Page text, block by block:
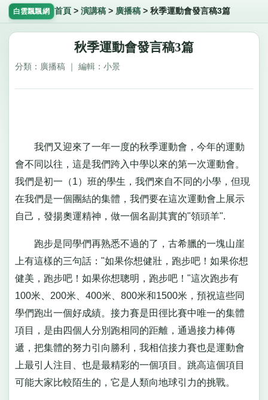
白雲飄飄網 首頁 > 演講稿> 廣播稿> 秋季運動會發言稿3篇
秋季運動會發言稿3篇
分類：廣播稿 ｜ 編輯：小景
我們又迎來了一年一度的秋季運動會，今年的運動
會不同以往，這是我們跨入中學以來的第一次運動會。
我們是初一（1）班的學生，我們來自不同的小學，但現
在我們是一個團結的集體，我們要在這次運動會上展示
自己，發揚奧運精神，做一個名副其實的"領頭羊".
跑步是同學們再熟悉不過的了，古希臘的一塊山崖
上有這樣的三句話："如果你想健壯，跑步吧！如果你想
健美，跑步吧！如果你想聰明，跑步吧！"這次跑步有
100米、200米、400米、800米和1500米，預祝這些同
學們跑出一個好成績。接力賽是田徑比賽中唯一的集體
項目，是由四個人分別跑相同的距離，通過接力棒傳
遞，把集體的努力引向勝利，我相信接力賽也是運動會
上最引人注目、也是最精彩的一個項目。跳高這個項目
可能大家比較陌生的，它是人類向地球引力的挑戰。